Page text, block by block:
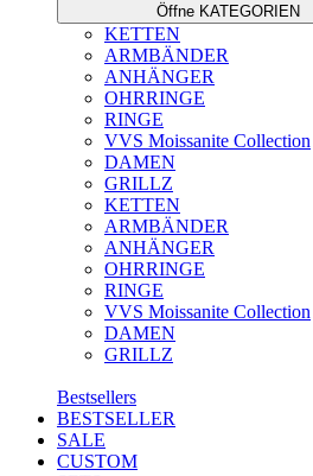
Öffne KATEGORIEN
KETTEN
ARMBÄNDER
ANHÄNGER
OHRRINGE
RINGE
VVS Moissanite Collection
DAMEN
GRILLZ
KETTEN
ARMBÄNDER
ANHÄNGER
OHRRINGE
RINGE
VVS Moissanite Collection
DAMEN
GRILLZ
Bestsellers
BESTSELLER
SALE
CUSTOM